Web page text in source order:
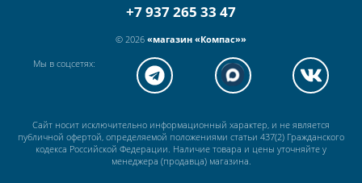
+7 937 265 33 47
© 2026 «магазин «Компас»»
Мы в соцсетях:
Сайт носит исключительно информационный характер, и не является
публичной офертой, определяемой положениями статьи 437(2) Гражданского
кодекса Российской Федерации. Наличие товара и цены уточняйте у
менеджера (продавца) магазина.